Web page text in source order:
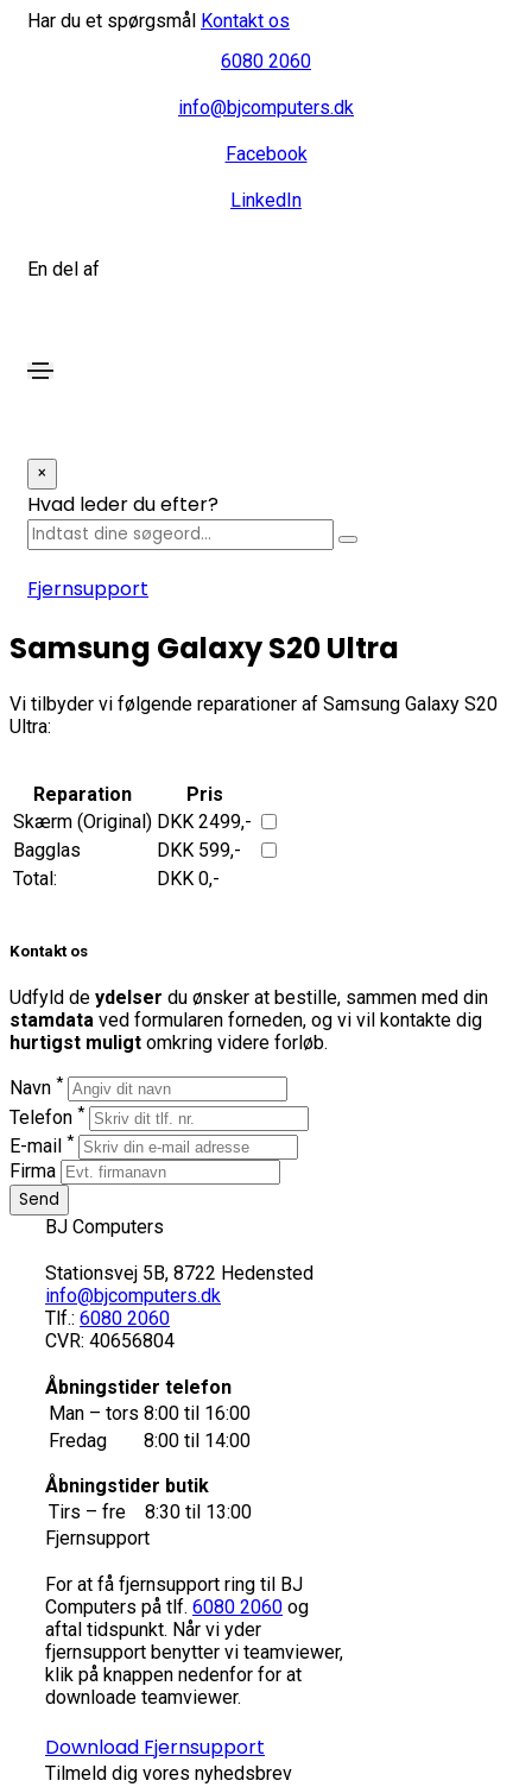
Har du et spørgsmål Kontakt os
6080 2060
info@bjcomputers.dk
Facebook
LinkedIn
En del af
×
Hvad leder du efter?
Fjernsupport
Samsung Galaxy S20 Ultra
Vi tilbyder vi følgende reparationer af Samsung Galaxy S20
Ultra:
Reparation
Pris
Skærm (Original) DKK 2499,-
Bagglas
DKK 599,-
Total:
DKK 0,-
Kontakt os
Udfyld de ydelser du ønsker at bestille, sammen med din
stamdata ved formularen forneden, og vi vil kontakte dig
hurtigst muligt omkring videre forløb.
Navn *
Telefon *
E-mail *
Firma
BJ Computers
Stationsvej 5B, 8722 Hedensted
info@bjcomputers.dk
Tlf.: 6080 2060
CVR: 40656804
Åbningstider telefon
Man – tors 8:00 til 16:00
Fredag
8:00 til 14:00
Åbningstider butik
Tirs – fre
8:30 til 13:00
Fjernsupport
For at få fjernsupport ring til BJ
Computers på tlf. 6080 2060 og
aftal tidspunkt. Når vi yder
fjernsupport benytter vi teamviewer,
klik på knappen nedenfor for at
downloade teamviewer.
Download Fjernsupport
Tilmeld dig vores nyhedsbrev